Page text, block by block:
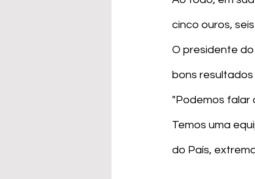
cinco ouros,
O presidente
bons resultados
"Podemos falar
Temos uma
do País,